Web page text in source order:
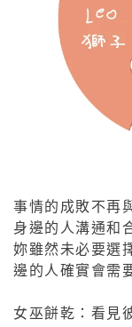
事情的成敗不再
身邊的人溝通和
妳雖然未必要選
邊的人確實會需
女巫餅乾：看見